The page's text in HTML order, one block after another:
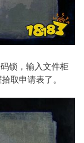
锁，输入文件柜
取申请表了。